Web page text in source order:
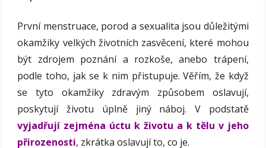
První menstruace, porod a sexualita jsou důležitými
okamžiky velkých životních zasvěcení, které mohou
být zdrojem poznání a rozkoše, anebo trápení,
podle toho, jak se k nim přistupuje. Věřím, že když
se tyto okamžiky zdravým způsobem oslavují,
poskytují životu úplně jiný náboj. V podstatě
vyjadřují zejména úctu k životu a k tělu v jeho
přirozenosti, zkrátka oslavují to, co je.